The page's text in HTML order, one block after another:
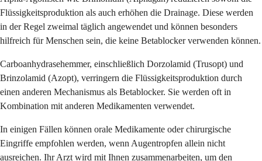
Flüssigkeitsproduktion als auch erhöhen die Drainage. Diese werden
in der Regel zweimal täglich angewendet und können besonders
hilfreich für Menschen sein, die keine Betablocker verwenden können.
Carboanhydrasehemmer, einschließlich Dorzolamid (Trusopt) und
Brinzolamid (Azopt), verringern die Flüssigkeitsproduktion durch
einen anderen Mechanismus als Betablocker. Sie werden oft in
Kombination mit anderen Medikamenten verwendet.
In einigen Fällen können orale Medikamente oder chirurgische
Eingriffe empfohlen werden, wenn Augentropfen allein nicht
ausreichen. Ihr Arzt wird mit Ihnen zusammenarbeiten, um den